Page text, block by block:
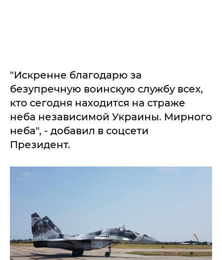
"Искренне благодарю за
безупречную воинскую службу всех,
кто сегодня находится на страже
неба независимой Украины. Мирного
неба", - добавил в соцсети
Президент.